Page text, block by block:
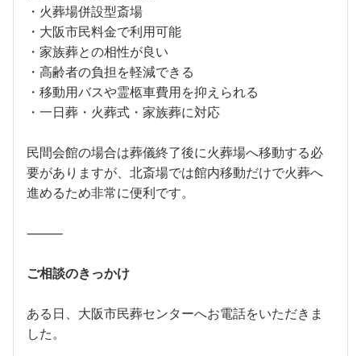
・火葬場併設型斎場
・大阪市民料金で利用可能
・家族葬との相性が良い
・高齢者の負担を軽減できる
・移動用バスや霊柩車費用を抑えられる
・一日葬・火葬式・家族葬に対応
民間会館の場合は葬儀終了後に火葬場へ移動する必
要がありますが、北斎場では館内移動だけで火葬へ
進めるため非常に便利です。
⸻
ご相談のきっかけ
ある日、大阪市民葬センターへお電話をいただきま
した。